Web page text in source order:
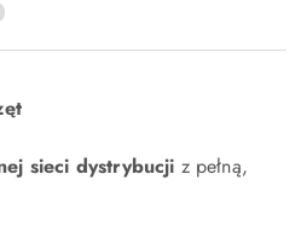
sieci dystrybucji z pełną,